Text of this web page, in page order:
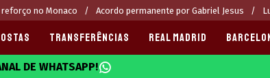
no Monaco Acordo permanente por Gabriel Jesus
TRANSFERÊNCIAS REAL MADRID
DE WHATSAPP!